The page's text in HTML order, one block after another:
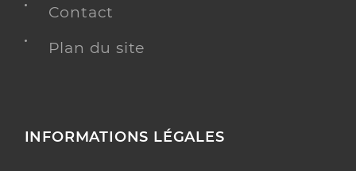
Contact
Plan du site
INFORMATIONS LÉGALES